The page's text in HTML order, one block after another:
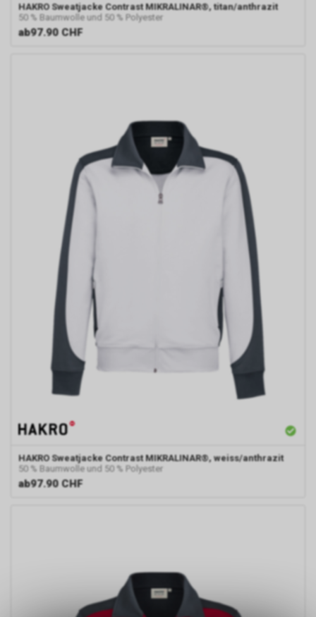
HAKRO Sweatjacke Contrast MIKRALINAR®, titan/anthrazit
50 % Baumwolle und 50 % Polyester
ab97.90 CHF
HAKRO Sweatjacke Contrast MIKRALINAR®, weiss/anthrazit
50 % Baumwolle und 50 % Polyester
ab97.90 CHF